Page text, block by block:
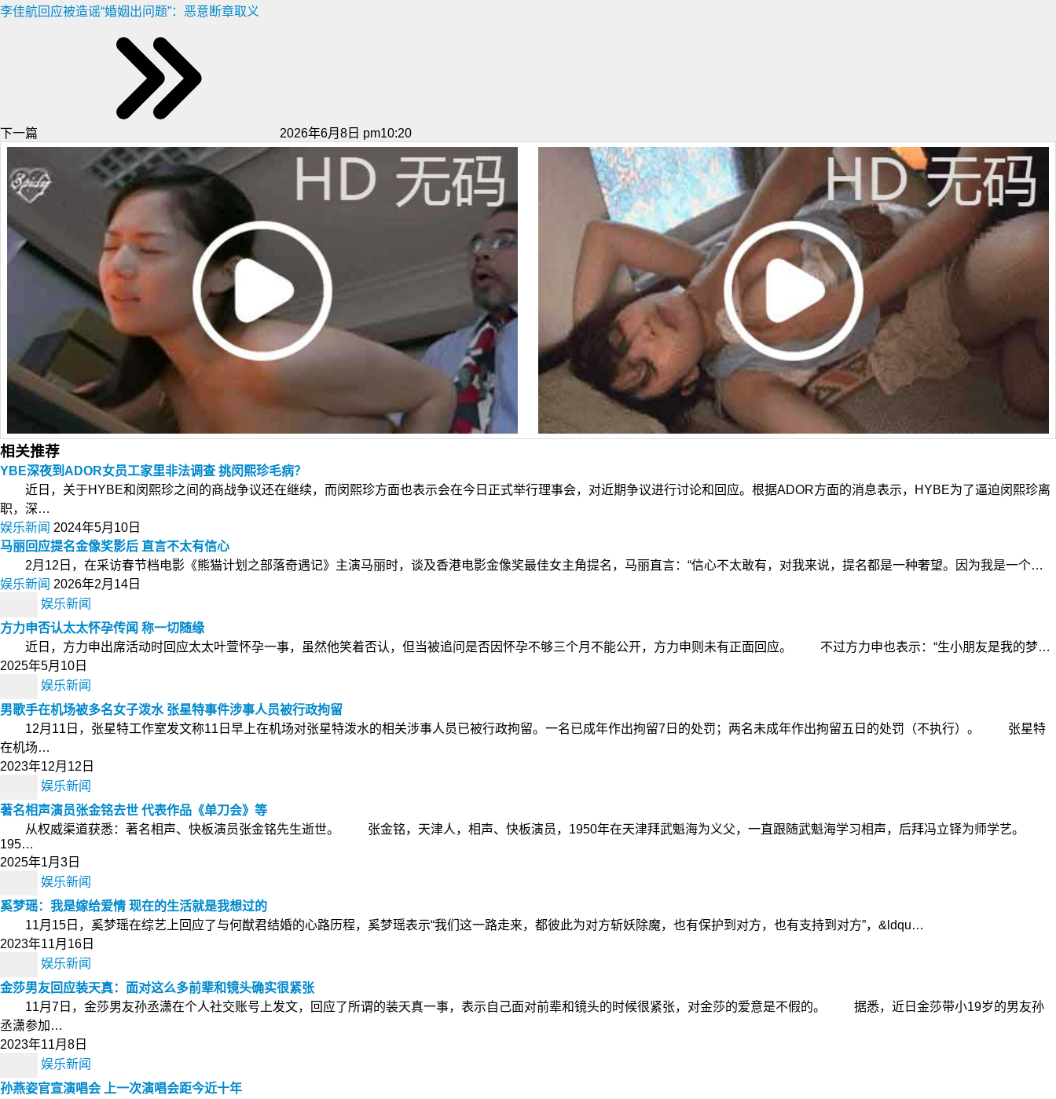
李佳航回应被造谣“婚姻出问题”：恶意断章取义
下一篇 2026年6月8日 pm10:20
相关推荐
YBE深夜到ADOR女员工家里非法调查 挑闵熙珍毛病？
近日，关于HYBE和闵熙珍之间的商战争议还在继续，而闵熙珍方面也表示会在今日正式举行理事会，对近期争议进行讨论和回应。根据ADOR方面的消息表示，HYBE为了逼迫闵熙珍离
职，深…
娱乐新闻 2024年5月10日
马丽回应提名金像奖影后 直言不太有信心
2月12日，在采访春节档电影《熊猫计划之部落奇遇记》主演马丽时，谈及香港电影金像奖最佳女主角提名，马丽直言：“信心不太敢有，对我来说，提名都是一种奢望。因为我是一个…
娱乐新闻 2026年2月14日
娱乐新闻
方力申否认太太怀孕传闻 称一切随缘
近日，方力申出席活动时回应太太叶萱怀孕一事，虽然他笑着否认，但当被追问是否因怀孕不够三个月不能公开，方力申则未有正面回应。 不过方力申也表示：“生小朋友是我的梦…
2025年5月10日
娱乐新闻
男歌手在机场被多名女子泼水 张星特事件涉事人员被行政拘留
12月11日，张星特工作室发文称11日早上在机场对张星特泼水的相关涉事人员已被行政拘留。一名已成年作出拘留7日的处罚；两名未成年作出拘留五日的处罚（不执行）。 张星特
在机场…
2023年12月12日
娱乐新闻
著名相声演员张金铭去世 代表作品《单刀会》等
从权威渠道获悉：著名相声、快板演员张金铭先生逝世。 张金铭，天津人，相声、快板演员，1950年在天津拜武魁海为义父，一直跟随武魁海学习相声，后拜冯立铎为师学艺。
195…
2025年1月3日
娱乐新闻
奚梦瑶：我是嫁给爱情 现在的生活就是我想过的
11月15日，奚梦瑶在综艺上回应了与何猷君结婚的心路历程，奚梦瑶表示“我们这一路走来，都彼此为对方斩妖除魔，也有保护到对方，也有支持到对方”，&ldqu…
2023年11月16日
娱乐新闻
金莎男友回应装天真：面对这么多前辈和镜头确实很紧张
11月7日，金莎男友孙丞潇在个人社交账号上发文，回应了所谓的装天真一事，表示自己面对前辈和镜头的时候很紧张，对金莎的爱意是不假的。 据悉，近日金莎带小19岁的男友孙
丞潇参加…
2023年11月8日
娱乐新闻
孙燕姿官宣演唱会 上一次演唱会距今近十年